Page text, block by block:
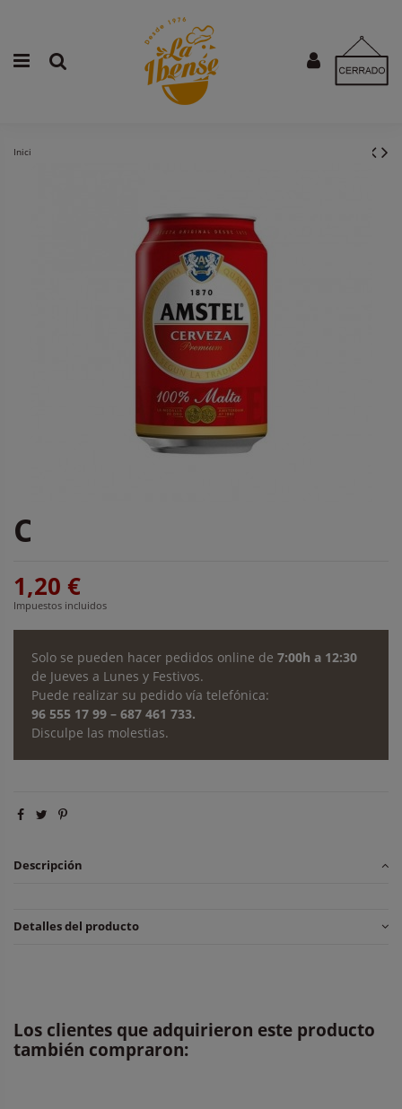
Inicio
Cerveza Amstel 33 cl
1,20 €
Impuestos incluidos
Solo se pueden hacer pedidos online de 7:00h a 12:30
de Jueves a Lunes y Festivos.
Puede realizar su pedido vía telefónica:
96 555 17 99 – 687 461 733.
Disculpe las molestias.
Descripción
Detalles del producto
Los clientes que adquirieron este producto
también compraron: